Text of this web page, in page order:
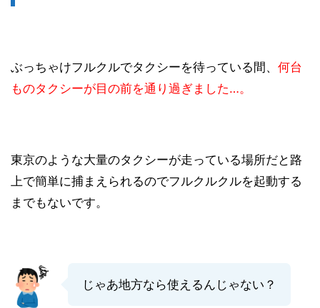
ぶっちゃけフルクルでタクシーを待っている間、 何台
ものタクシーが目の前を通り過ぎました…。
東京のような大量のタクシーが走っている場所だと路
上で簡単に捕まえられるのでフルクルクルを起動する
までもないです。
じゃあ地方なら使えるんじゃない？